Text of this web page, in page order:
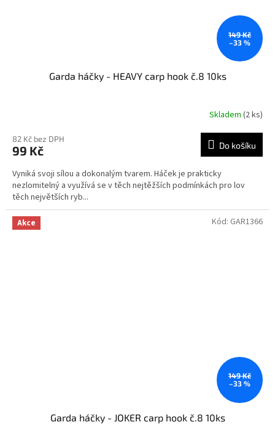
149 Kč
–33 %
Garda háčky - HEAVY carp hook č.8 10ks
produktu
je
z
5
hvězdiček.
Skladem(2 ks)
82 Kč bez DPH
99 Kč Do košíku
Vyniká svoji sílou a dokonalým tvarem. Háček je prakticky
nezlomitelný a využívá se v těch nejtěžších podmínkách pro lov
těch největších ryb...
Akce
149 Kč
–33 %
Garda háčky - JOKER carp hook č.8 10ks
Kód: GAR1366